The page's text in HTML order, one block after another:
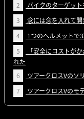
2
バイクのターゲッ
3
念には念を入れて
4
1つのヘルメットで
5
「安全にコストが
れた
6
ツアークロスVのソ
7
ツアークロスVのモ